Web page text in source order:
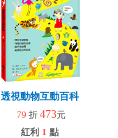
透視動物互動百科
79 折 473元
紅利 1 點